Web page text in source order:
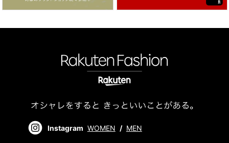
Instagram WOMEN / MEN